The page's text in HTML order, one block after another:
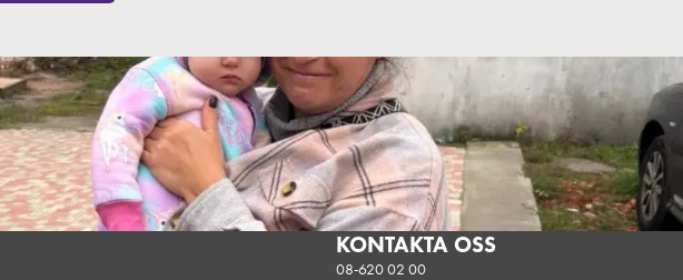
KONTAKTA OSS
08-620 02 00